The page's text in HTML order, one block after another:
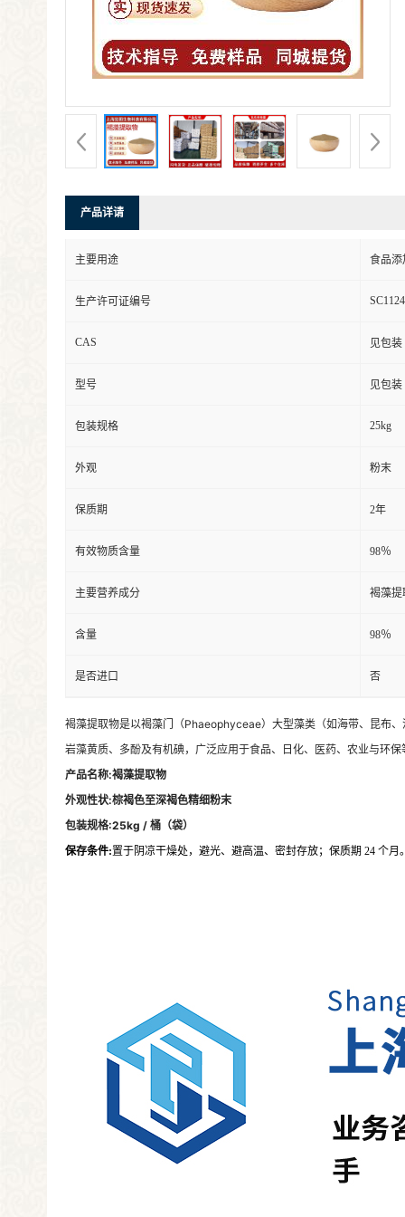
产品详请
主要用途 食品添
生产许可证编号
CAS 见包装
型号 见包装
包装规格 25kg
外观 粉末
保质期 2年
有效物质含量 98％
主要营养成分 褐藻提
含量 98％
是否进口 否
褐藻提取物是以褐藻门（Phaeophyceae）大型藻类（如海带、昆布
岩藻黄质、多酚及有机碘，广泛应用于食品、日化、医药、农业与环保
产品名称:褐藻提取物
外观性状:棕褐色至深褐色精细粉末
包装规格:25kg / 桶（袋）
保存条件:置于阴凉干燥处，避光、避高温、密封存放；保质期 24 个月